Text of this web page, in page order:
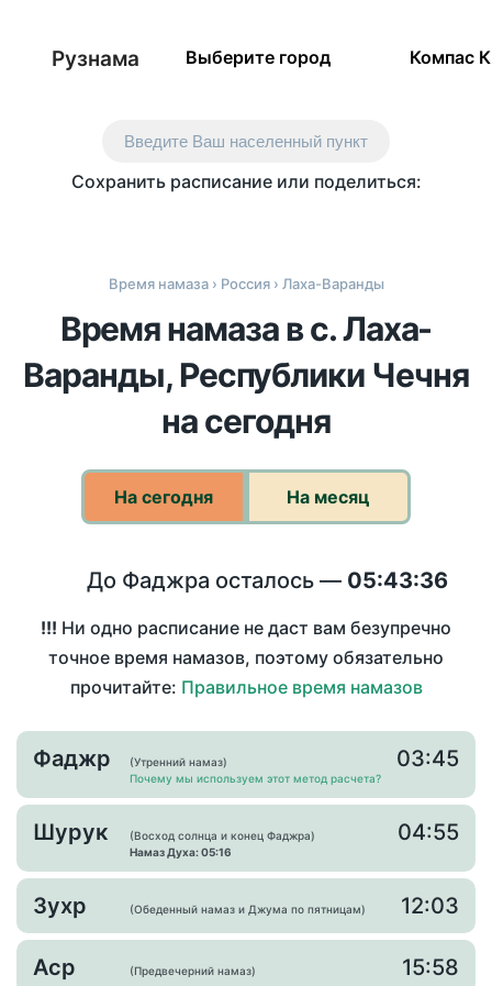
Рузнама Выберите город Компас
Введите Ваш населенный пункт
Сохранить расписание или поделиться:
Время намаза› Россия› Лаха-Варанды
Время намаза в с. Лаха-
Варанды, Республики Чечня
на сегодня
На сегодня На месяц
До Фаджра осталось — 05:43:36
!!! Ни одно расписание не даст вам безупречно
точное время намазов, поэтому обязательно
прочитайте: Правильное время намазов
Фаджр
(Утренний намаз)
Почему мы используем этот метод расчета?
03:45
Шурук
(Восход солнца и конец Фаджра)
Намаз Духа: 05:16
04:55
Зухр (Обеденный намаз и Джума по пятницам) 12:03
Аср (Предвечерний намаз) 15:58